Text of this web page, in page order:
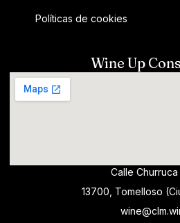
Políticas de cookies
Wine Up
Calle Churruca
13700, Tomelloso